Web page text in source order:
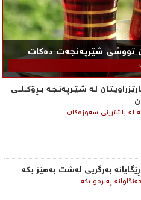
تووشی شێرپه‌نجه‌ت ده‌كات
لـه‌ شـێـرپـه‌نـجـه‌ بــڕۆكــلــی‌
له‌ باشترینی‌ سه‌وزه‌كان
به‌رگریی‌ له‌شت به‌هێز بكه‌
په‌یره‌و بكه‌